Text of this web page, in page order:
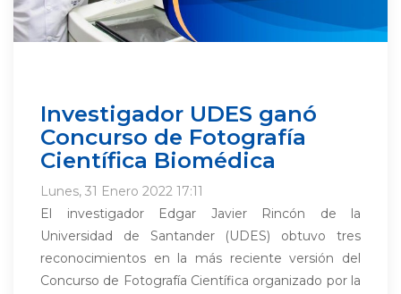
Investigador UDES ganó
Concurso de Fotografía
Científica Biomédica
Lunes, 31 Enero 2022 17:11
El investigador Edgar Javier Rincón de la
Universidad de Santander (UDES) obtuvo tres
reconocimientos en la más reciente versión del
Concurso de Fotografía Científica organizado por la